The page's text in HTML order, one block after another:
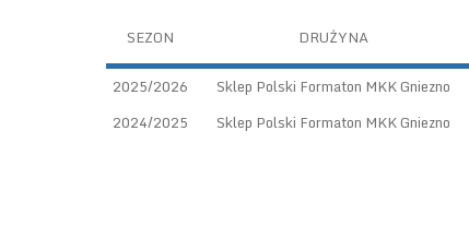
SEZON DRUŻYNA
2025/2026 Sklep Polski Formaton MKK Gniezno
2024/2025
Sklep Polski Formaton MKK Gniezno